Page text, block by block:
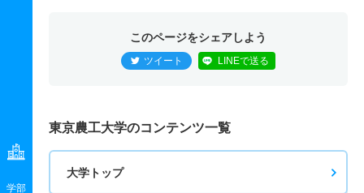
学部
このページをシェアしよう
ツイート LINEで送る
東京農工大学のコンテンツ一覧
大学トップ